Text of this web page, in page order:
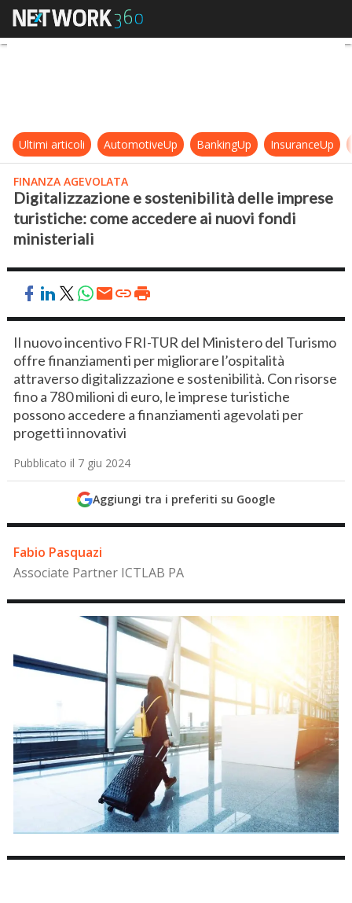
Digitalizzazione e sostenibilità
Ultimi articoli AutomotiveUp BankingUp InsuranceUp
FINANZA AGEVOLATA
Digitalizzazione e sostenibilità delle imprese
turistiche: come accedere ai nuovi fondi
ministeriali
Il nuovo incentivo FRI-TUR del Ministero del Turismo
offre finanziamenti per migliorare l’ospitalità
attraverso digitalizzazione e sostenibilità. Con risorse
fino a 780 milioni di euro, le imprese turistiche
possono accedere a finanziamenti agevolati per
progetti innovativi
Pubblicato il 7 giu 2024
Aggiungi tra i preferiti su Google
Fabio Pasquazi
Associate Partner ICTLAB PA